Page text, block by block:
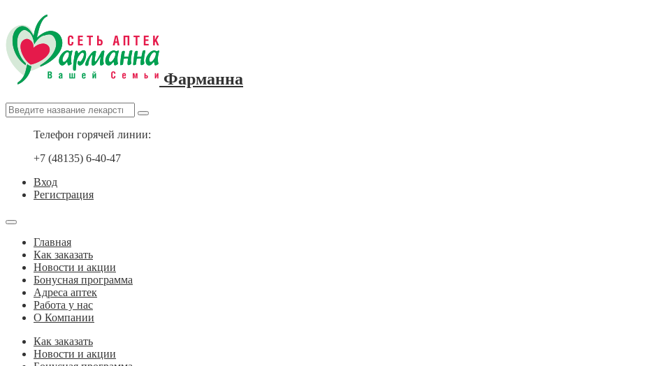
Фарманна
Телефон горячей линии:
+7 (48135) 6-40-47
Вход
Регистрация
Главная
Как заказать
Новости и акции
Бонусная программа
Адреса аптек
Работа у нас
О Компании
Как заказать
Новости и акции